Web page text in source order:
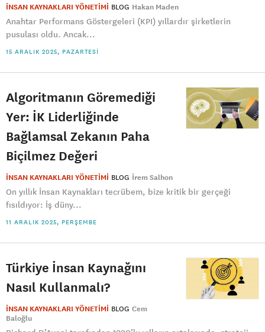
İNSAN KAYNAKLARI YÖNETİMİ BLOG Hakan Maden
Anahtar Performans Göstergeleri (KPI) yıllardır şirketlerin
pusulası oldu. Ancak...
15 ARALIK 2025, PAZARTESI
Algoritmanın Göremediği
Yer: İK Liderliğinde
Bağlamsal Zekanın Paha
Biçilmez Değeri
İNSAN KAYNAKLARI YÖNETİMİ BLOG İrem Salhon
On yıllık İnsan Kaynakları tecrübem, bize kritik bir gerçeği
fısıldıyor: İş düny...
11 ARALIK 2025, PERŞEMBE
Türkiye İnsan Kaynağını
Nasıl Kullanmalı?
İNSAN KAYNAKLARI YÖNETİMİ BLOG Cem
Baloğlu